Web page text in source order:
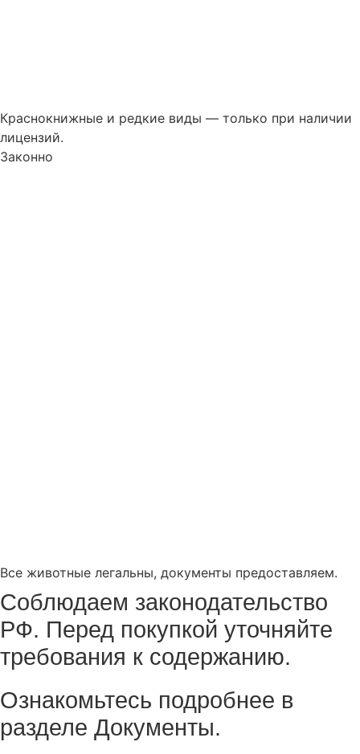
Краснокнижные и редкие виды — только при наличии
лицензий.
Законно
Все животные легальны, документы предоставляем.
Соблюдаем законодательство
РФ. Перед покупкой уточняйте
требования к содержанию.
Ознакомьтесь подробнее в
разделе Документы.